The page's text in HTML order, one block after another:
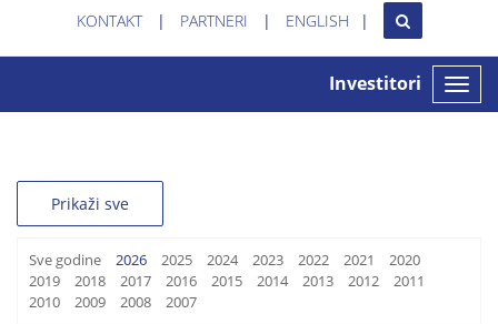
KONTAKT PARTNERI ENGLISH
Toggle
Investitori
Prikaži sve
Sve godine 2026 2025 2024 2023 2022 2021
2020
2019
2018 2017 2016 2015 2014 2013 2012
2011
2010
2009 2008 2007